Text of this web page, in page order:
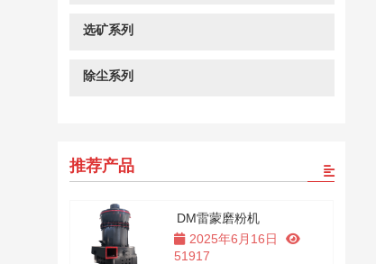
选矿系列
除尘系列
推荐产品
DM雷蒙磨粉机
2025年6月16日
51917